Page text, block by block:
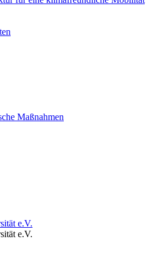
Maßnahmen
e.V.
e.V.